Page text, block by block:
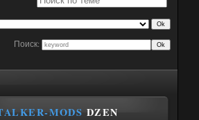
Поиск:
MODS DZEN